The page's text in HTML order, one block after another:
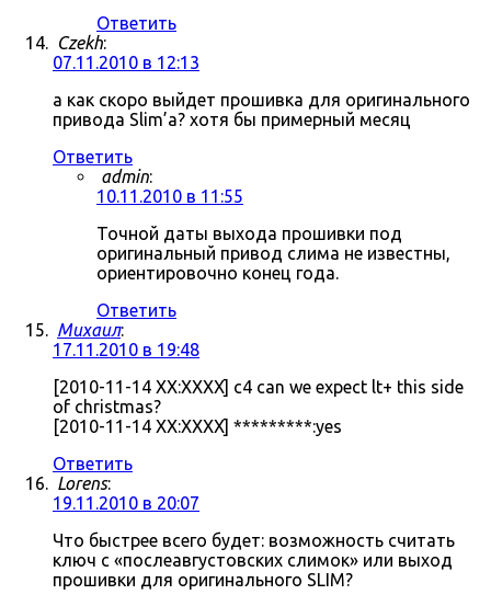
Ответить
Czekh:
07.11.2010 в 12:13
а как скоро выйдет прошивка для оригинального
привода Slim’а? хотя бы примерный месяц
Ответить
admin:
10.11.2010 в 11:55
Точной даты выхода прошивки под
оригинальный привод слима не известны,
ориентировочно конец года.
Ответить
Михаил:
17.11.2010 в 19:48
[2010-11-14 XX:XXXX] c4 can we expect lt+ this side
of christmas?
[2010-11-14 XX:XXXX] *********:yes
Ответить
Lorens:
19.11.2010 в 20:07
Что быстрее всего будет: возможность считать
ключ с «послеавгустовских слимок» или выход
прошивки для оригинального SLIM?